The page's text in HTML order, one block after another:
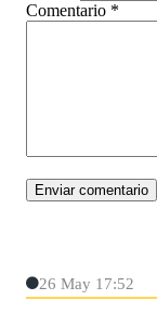
Comentario *
26 May 17:52